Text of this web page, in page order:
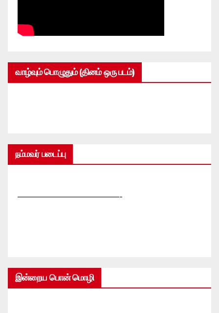
வாழ்வும் பொழுதும் (தினம் ஒரு படம்)
நம்மவர் படைப்பு
—————————————-
இன்றைய பொன் மொழி